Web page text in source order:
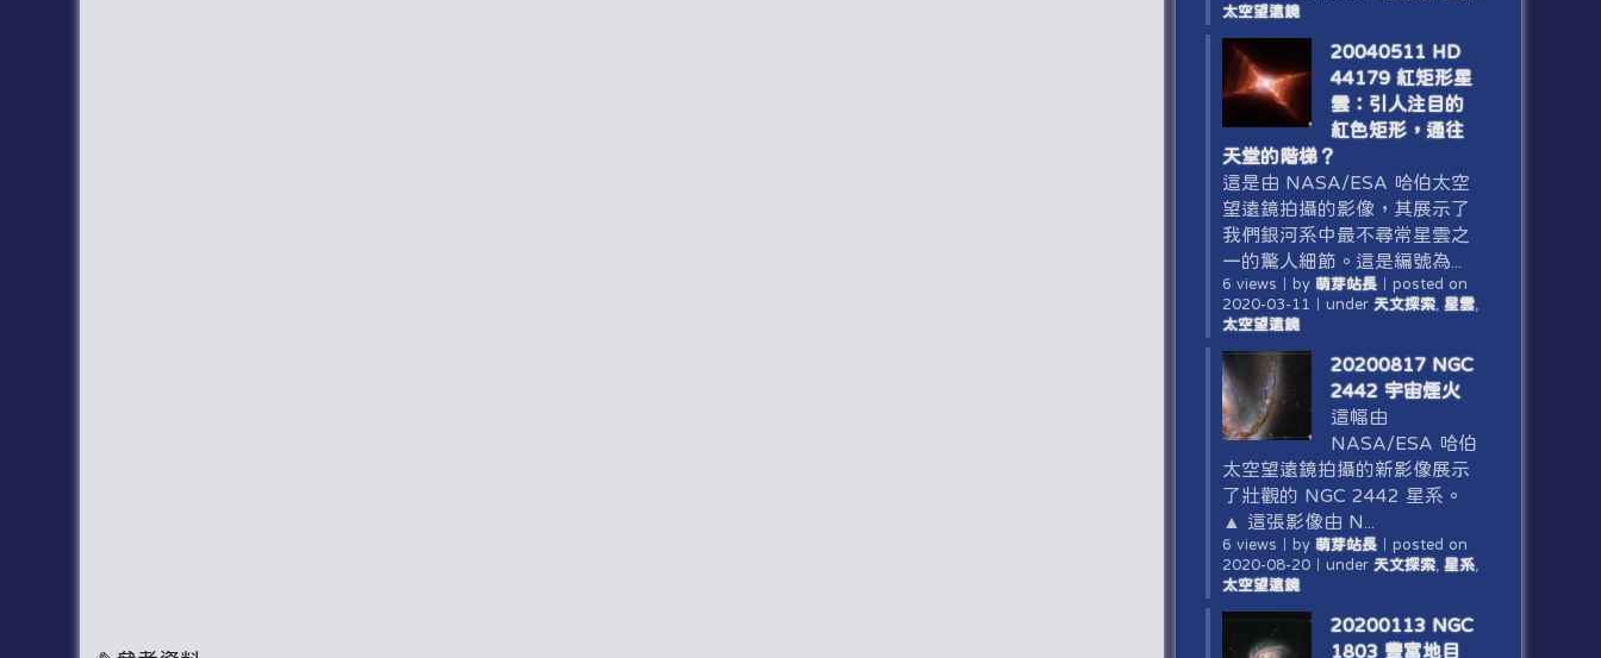
太空望遠鏡
20040511 HD
44179 紅矩形星
雲：引人注目的
紅色矩形，通往
天堂的階梯？
這是由 NASA/ESA 哈伯太空
望遠鏡拍攝的影像，其展示了
我們銀河系中最不尋常星雲之
一的驚人細節。這是編號為...
6 views by 萌芽站長｜ posted on
2020-03-11
under 天文探索, 星雲,
太空望遠鏡
20200817 NGC
2442 宇宙煙火
這幅由
NASA/ESA 哈伯
太空望遠鏡拍攝的新影像展示
了壯觀的 NGC 2442 星系。
▲ 這張影像由 N...
6 views by 萌芽站長｜ posted on
2020-08-20｜ under 天文探索, 星系,
太空望遠鏡
20200113 NGC
1803 豐富地目